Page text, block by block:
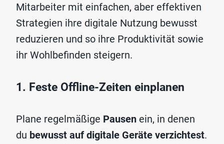
Mitarbeiter mit einfachen, aber effektiven
Strategien ihre digitale Nutzung bewusst
reduzieren und so ihre Produktivität sowie
ihr Wohlbefinden steigern.
1. Feste Offline-Zeiten einplanen
Plane regelmäßige Pausen ein, in denen
du bewusst auf digitale Geräte verzichtest.